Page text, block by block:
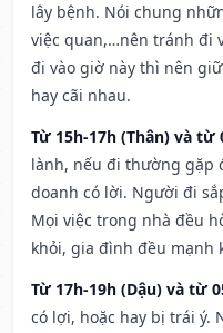
lây bệnh. Nói chung
việc quan,…nên tránh đi
đi vào giờ này thì nên
hay cãi nhau.
Từ 15h-17h (Thân) và từ
lành, nếu đi thường gặp
doanh có lời. Người đi
Mọi việc trong nhà đều
khỏi, gia đình đều mạnh
Từ 17h-19h (Dậu) và từ
có lợi, hoặc hay bị trái ý.